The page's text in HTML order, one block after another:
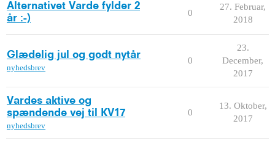
Alternativet Varde fylder 2
år :-)
0
27. Februar,
2018
Glædelig jul og godt nytår
nyhedsbrev
0
23.
December,
2017
Vardes aktive og
spændende vej til KV17
nyhedsbrev
0
13. Oktober,
2017